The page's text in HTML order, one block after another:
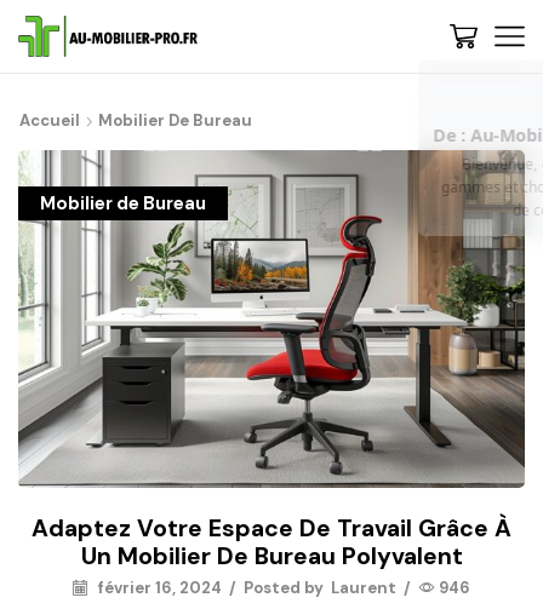
Accueil Mobilier De Bureau
Mobilier de Bureau
Adaptez Votre Espace De Travail Grâce À
Un Mobilier De Bureau Polyvalent
février 16, 2024 / Posted by Laurent / 946
now
Bienvenue, 🚀 Etape 1 : Nous vous conseillons de découvrir les
gammes et choisir votre style - Cliquez-ici | 💡 Trop de choix ? Besoin
de conseils ? Contactez-nous, on vous rappelle...